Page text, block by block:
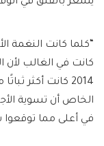
“كلما كانت النغمة
كانت في الغالب لأن
2014 كانت أكثر
في أعلى مما توقعوا